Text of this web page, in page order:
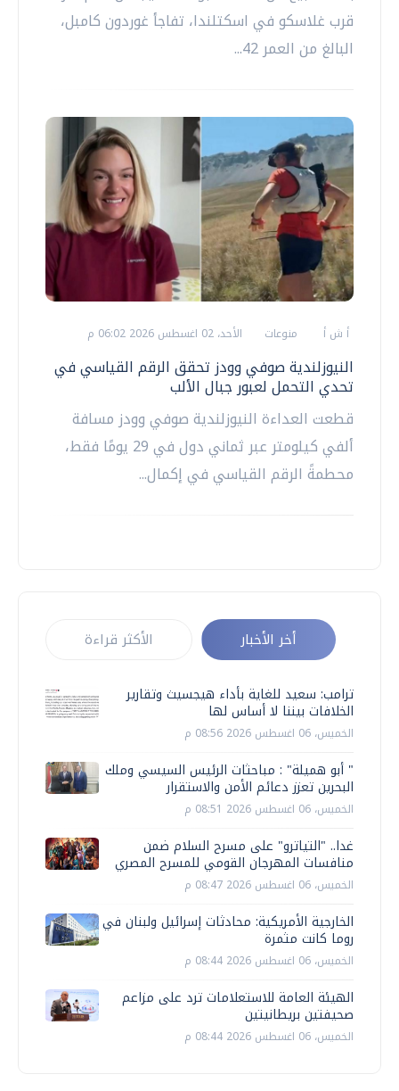
قرب غلاسكو في اسكتلندا، تفاجأ غوردون كامبل،
البالغ من العمر 42...
أ ش أ منوعات الأحد، 02 اغسطس 2026 06:02 م
النيوزلندية صوفي وودز تحقق الرقم القياسي في
تحدي التحمل لعبور جبال الألب
قطعت العداءة النيوزلندية صوفي وودز مسافة
ألفي كيلومتر عبر ثماني دول في 29 يومًا فقط،
محطمةً الرقم القياسي في إكمال...
أخر الأخبار الأكثر قراءة
ترامب: سعيد للغاية بأداء هيجسيث وتقارير
الخلافات بيننا لا أساس لها
الخميس، 06 اغسطس 2026 08:56 م
" أبو هميلة" : مباحثات الرئيس السيسي وملك
البحرين تعزز دعائم الأمن والاستقرار
الخميس، 06 اغسطس 2026 08:51 م
غدا.. "التياترو" على مسرح السلام ضمن
منافسات المهرجان القومي للمسرح المصري
الخميس، 06 اغسطس 2026 08:47 م
الخارجية الأمريكية: محادثات إسرائيل ولبنان في
روما كانت مثمرة
الخميس، 06 اغسطس 2026 08:44 م
الهيئة العامة للاستعلامات ترد على مزاعم
صحيفتين بريطانيتين
الخميس، 06 اغسطس 2026 08:44 م